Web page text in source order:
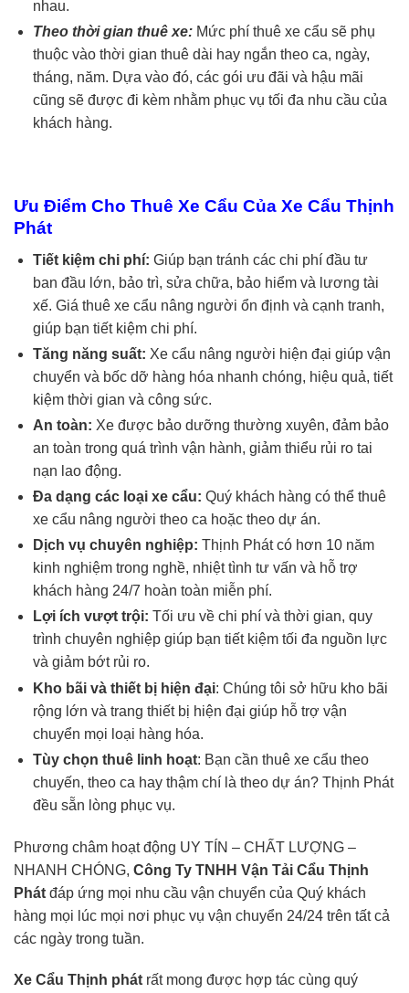
nhau.
Theo thời gian thuê xe:Mức phí thuê xe cẩu sẽ phụ
thuộc vào thời gian thuê dài hay ngắn theo ca, ngày,
tháng, năm. Dựa vào đó, các gói ưu đãi và hậu mãi
cũng sẽ được đi kèm nhằm phục vụ tối đa nhu cầu của
khách hàng.
Ưu Điểm Cho Thuê Xe Cẩu Của Xe Cẩu Thịnh
Phát
Tiết kiệm chi phí: Giúp bạn tránh các chi phí đầu tư
ban đầu lớn, bảo trì, sửa chữa, bảo hiểm và lương tài
xế. Giá thuê xe cẩu nâng người ổn định và cạnh tranh,
giúp bạn tiết kiệm chi phí.
Tăng năng suất: Xe cẩu nâng người hiện đại giúp vận
chuyển và bốc dỡ hàng hóa nhanh chóng, hiệu quả, tiết
kiệm thời gian và công sức.
An toàn: Xe được bảo dưỡng thường xuyên, đảm bảo
an toàn trong quá trình vận hành, giảm thiểu rủi ro tai
nạn lao động.
Đa dạng các loại xe cẩu: Quý khách hàng có thể thuê
xe cẩu nâng người theo ca hoặc theo dự án.
Dịch vụ chuyên nghiệp: Thịnh Phát có hơn 10 năm
kinh nghiệm trong nghề, nhiệt tình tư vấn và hỗ trợ
khách hàng 24/7 hoàn toàn miễn phí.
Lợi ích vượt trội: Tối ưu về chi phí và thời gian, quy
trình chuyên nghiệp giúp bạn tiết kiệm tối đa nguồn lực
và giảm bớt rủi ro.
Kho bãi và thiết bị hiện đại: Chúng tôi sở hữu kho bãi
rộng lớn và trang thiết bị hiện đại giúp hỗ trợ vận
chuyển mọi loại hàng hóa.
Tùy chọn thuê linh hoạt: Bạn cần thuê xe cẩu theo
chuyến, theo ca hay thậm chí là theo dự án? Thịnh Phát
đều sẵn lòng phục vụ.
Phương châm hoạt động UY TÍN – CHẤT LƯỢNG –
NHANH CHÓNG, Công Ty TNHH Vận Tải Cẩu Thịnh
Phát đáp ứng mọi nhu cầu vận chuyển của Quý khách
hàng mọi lúc mọi nơi phục vụ vận chuyển 24/24 trên tất cả
các ngày trong tuần.
Xe Cẩu Thịnh phát rất mong được hợp tác cùng quý